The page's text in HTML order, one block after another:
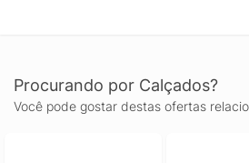
Procurando por Calçados?
Você pode gostar destas ofertas